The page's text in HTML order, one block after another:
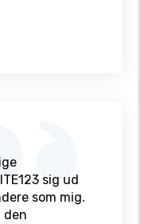
sig ud
som mig.
den